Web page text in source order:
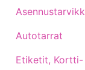
Autotarrat
Etiketit,